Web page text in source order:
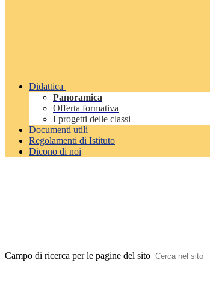
Didattica
Panoramica
Offerta formativa
I progetti delle classi
Documenti utili
Regolamenti di Istituto
Dicono di noi
Campo di ricerca per le pagine del sito